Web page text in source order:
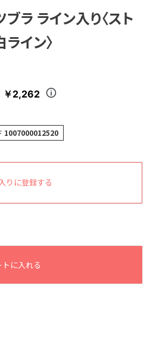
ラ ライン入り〈スト
イン〉
￥2,262
1007000012520
りに登録する
トに入れる